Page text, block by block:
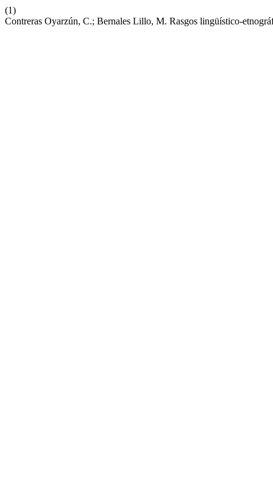
(1)
Contreras Oyarzún, C.; Bernales Lillo, M. Rasgos lingüístico-